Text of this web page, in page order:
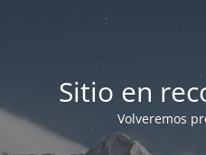
Sitio en
Volveremos